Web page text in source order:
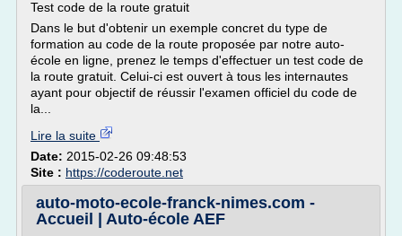
Test code de la route gratuit
Dans le but d'obtenir un exemple concret du type de
formation au code de la route proposée par notre auto-
école en ligne, prenez le temps d'effectuer un test code de
la route gratuit. Celui-ci est ouvert à tous les internautes
ayant pour objectif de réussir l'examen officiel du code de
la...
Lire la suite
Date: 2015-02-26 09:48:53
Site : https://coderoute.net
auto-moto-ecole-franck-nimes.com -
Accueil | Auto-école AEF